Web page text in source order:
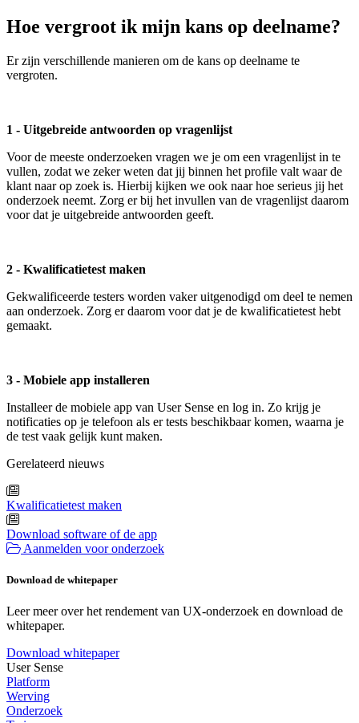
Hoe vergroot ik mijn kans op deelname?
Er zijn verschillende manieren om de kans op deelname te
vergroten.
1 - Uitgebreide antwoorden op vragenlijst
Voor de meeste onderzoeken vragen we je om een vragenlijst in te
vullen, zodat we zeker weten dat jij binnen het profile valt waar de
klant naar op zoek is. Hierbij kijken we ook naar hoe serieus jij het
onderzoek neemt. Zorg er bij het invullen van de vragenlijst daarom
voor dat je uitgebreide antwoorden geeft.
2 - Kwalificatietest maken
Gekwalificeerde testers worden vaker uitgenodigd om deel te nemen
aan onderzoek. Zorg er daarom voor dat je de kwalificatietest hebt
gemaakt.
3 - Mobiele app installeren
Installeer de mobiele app van User Sense en log in. Zo krijg je
notificaties op je telefoon als er tests beschikbaar komen, waarna je
de test vaak gelijk kunt maken.
Gerelateerd nieuws
Kwalificatietest maken
Download software of de app
Aanmelden voor onderzoek
Download de whitepaper
Leer meer over het rendement van UX-onderzoek en download de
whitepaper.
Download whitepaper
User Sense
Platform
Werving
Onderzoek